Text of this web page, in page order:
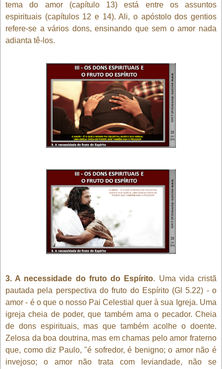
tema do amor (capítulo 13) está entre os assuntos
espirituais (capítulos 12 e 14). Ali, o apóstolo dos gentios
refere-se a vários dons, ensinando que sem o amor nada
adianta tê-los.
3. A necessidade do fruto do Espírito. Uma vida cristã
pautada pela perspectiva do fruto do Espírito (Gl 5.22) - o
amor - é o que o nosso Pai Celestial quer à sua Igreja. Uma
igreja cheia de poder, que também ama o pecador. Cheia
de dons espirituais, mas que também acolhe o doente.
Zelosa da boa doutrina, mas em chamas pelo amor fraterno
que, como diz Paulo, "é sofredor, é benigno; o amor não é
invejoso; o amor não trata com leviandade, não se